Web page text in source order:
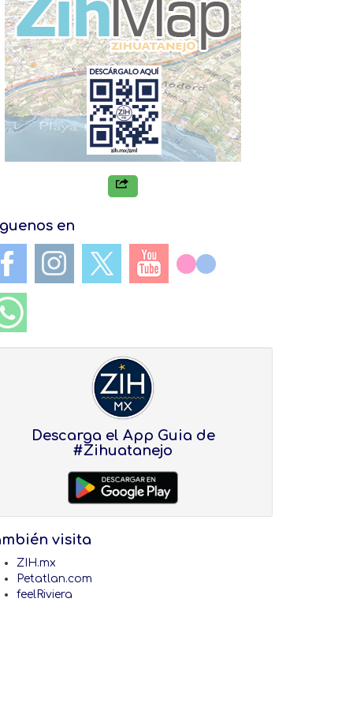
en
Descarga el App Guia de
#Zihuatanejo
visita
ZIH.mx
Petatlan.com
feelRiviera